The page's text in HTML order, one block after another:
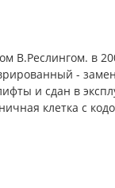
В.Реслингом. в
-
и сдан в
клетка с